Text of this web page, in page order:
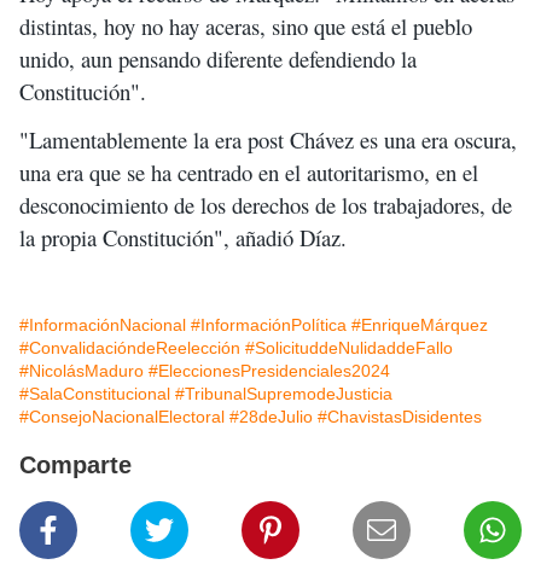
distintas, hoy no hay aceras, sino que está el pueblo
unido, aun pensando diferente defendiendo la
Constitución".
"Lamentablemente la era post Chávez es una era oscura,
una era que se ha centrado en el autoritarismo, en el
desconocimiento de los derechos de los trabajadores, de
la propia Constitución", añadió Díaz.
#InformaciónNacional #InformaciónPolítica #EnriqueMárquez
#ConvalidacióndeReelección #SolicituddeNulidaddeFallo
#NicolásMaduro #EleccionesPresidenciales2024
#SalaConstitucional #TribunalSupremodeJusticia
#ConsejoNacionalElectoral #28deJulio #ChavistasDisidentes
Comparte